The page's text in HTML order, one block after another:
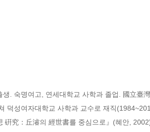
. 숙명여고, 연세대학교 사학과 졸업. 國立臺
덕성여자대학교 사학과 교수로 재직
硏究：丘濬의 經世書를 중심으로』(혜안,